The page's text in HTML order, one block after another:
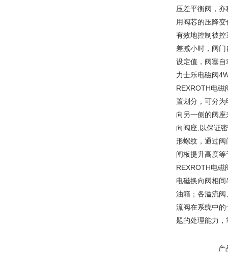
压差平衡阀，
用阀芯的压降
有效地控制被
差减小时，阀
设定值，阀塞
力士乐电磁阀
REXROTH电磁
置划分，可分
向另一侧的阀
向阀座,以保证
形螺纹，通过
闸板提升高度
REXROTH电磁
电磁换向阀相
油箱；各溢流
流阀在系统中
题的处理能力
产